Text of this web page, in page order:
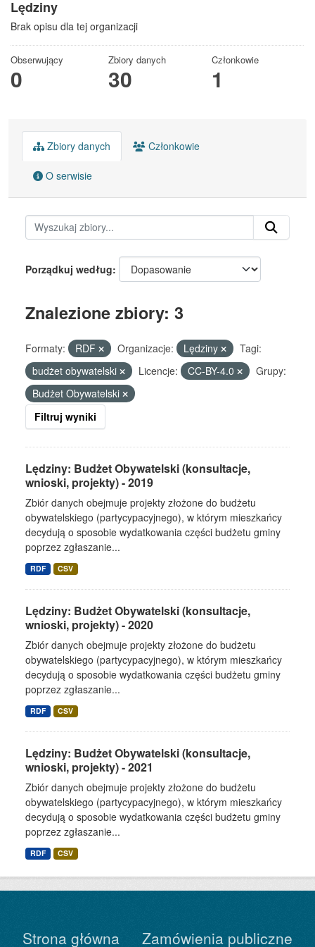
Lędziny
Brak opisu dla tej organizacji
Obserwujący
0
Zbiory danych
30
Członkowie
1
Zbiory danych Członkowie
O serwisie
Porządkuj według
Znalezione zbiory: 3
Formaty: RDF Organizacje: Lędziny
Tagi:
budżet obywatelski
Licencje: CC-BY-4.0
Grupy:
Budżet Obywatelski
Filtruj wyniki
Lędziny: Budżet Obywatelski (konsultacje,
wnioski, projekty) - 2019
Zbiór danych obejmuje projekty złożone do budżetu
obywatelskiego (partycypacyjnego), w którym mieszkańcy
decydują o sposobie wydatkowania części budżetu gminy
poprzez zgłaszanie...
RDF CSV
Lędziny: Budżet Obywatelski (konsultacje,
wnioski, projekty) - 2020
Zbiór danych obejmuje projekty złożone do budżetu
obywatelskiego (partycypacyjnego), w którym mieszkańcy
decydują o sposobie wydatkowania części budżetu gminy
poprzez zgłaszanie...
RDF CSV
Lędziny: Budżet Obywatelski (konsultacje,
wnioski, projekty) - 2021
Zbiór danych obejmuje projekty złożone do budżetu
obywatelskiego (partycypacyjnego), w którym mieszkańcy
decydują o sposobie wydatkowania części budżetu gminy
poprzez zgłaszanie...
RDF CSV
Strona główna Zamówienia publiczne